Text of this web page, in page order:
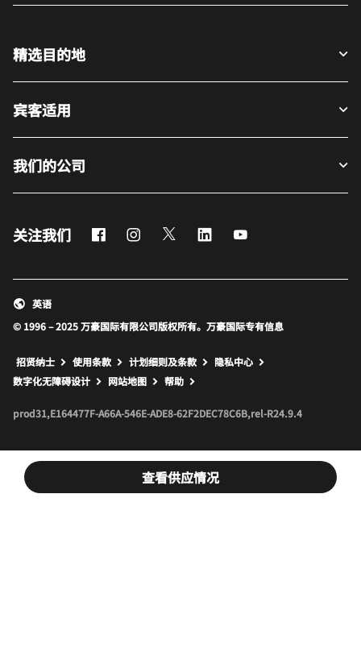
查看供应情况
精选目的地
宾客适用
我们的公司
关注我们 FacebookInstagram
Twitter LinkedIn
© 1996 – 2025 万豪国际有限公司版权所有。万豪国际专有信息
英语
招贤纳士 使用条款 计划细则及条款
隐私中心
数字化无障碍设计
网站地图 打开新窗口
帮助
prod31,E164477F-A66A-546E-ADE8-62F2DEC78C6B,rel-R24.9.4